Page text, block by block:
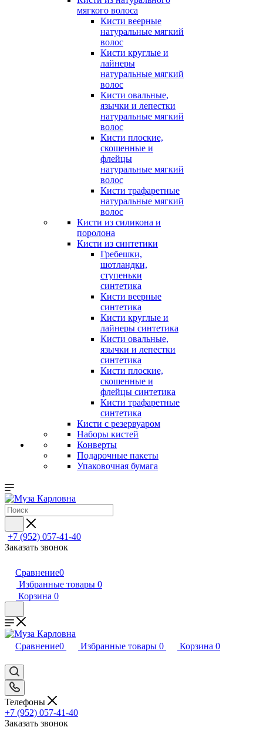
мягкого волоса
Кисти веерные
натуральные мягкий
волос
Кисти круглые и
лайнеры
натуральные мягкий
волос
Кисти овальные,
язычки и лепестки
натуральные мягкий
волос
Кисти плоские,
скошенные и
флейцы
натуральные мягкий
волос
Кисти трафаретные
натуральные мягкий
волос
Кисти из силикона и
поролона
Кисти из синтетики
Гребешки,
шотландки,
ступеньки
синтетика
Кисти веерные
синтетика
Кисти круглые и
лайнеры синтетика
Кисти овальные,
язычки и лепестки
синтетика
Кисти плоские,
скошенные и
флейцы синтетика
Кисти трафаретные
синтетика
Кисти с резервуаром
Наборы кистей
Конверты
Подарочные пакеты
Упаковочная бумага
+7 (952) 057-41-40
Заказать звонок
Сравнение0
Избранные товары 0
Корзина 0
Сравнение0 Избранные товары 0 Корзина 0
Телефоны
+7 (952) 057-41-40
Заказать звонок